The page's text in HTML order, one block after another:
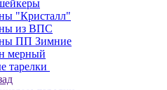
"Кристалл"
из ВПС
ПП Зимние
мерный
тарелки